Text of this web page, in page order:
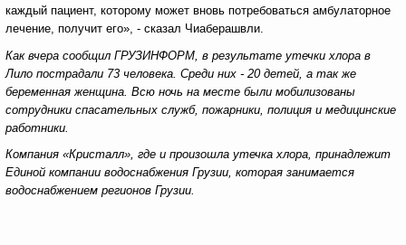
каждый пациент, которому может вновь потребоваться амбулаторное
лечение, получит его», - сказал Чиаберашвли.
Как вчера сообщил ГРУЗИНФОРМ, в результате утечки хлора в
Лило пострадали 73 человека. Среди них - 20 детей, а так же
беременная женщина. Всю ночь на месте были мобилизованы
сотрудники спасательных служб, пожарники, полиция и медицинские
работники.
Компания «Кристалл», где и произошла утечка хлора, принадлежит
Единой компании водоснабжения Грузии, которая занимается
водоснабжением регионов Грузии.